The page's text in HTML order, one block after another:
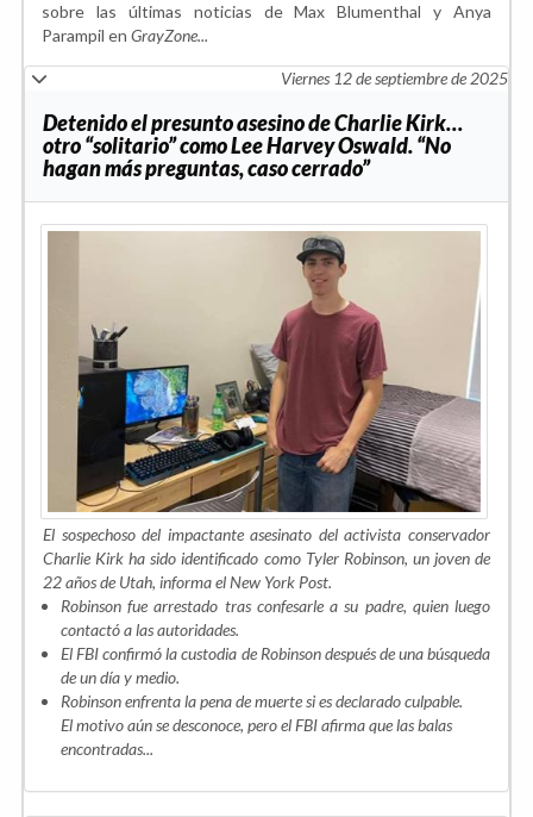
sobre las últimas noticias de Max Blumenthal y Anya
Parampil en GrayZone...
Viernes 12 de septiembre de 2025
Detenido el presunto asesino de Charlie Kirk…
otro “solitario” como Lee Harvey Oswald. “No
hagan más preguntas, caso cerrado”
El sospechoso del impactante asesinato del activista conservador
Charlie Kirk ha sido identificado como Tyler Robinson, un joven de
22 años de Utah, informa el New York Post.
Robinson fue arrestado tras confesarle a su padre, quien luego
contactó a las autoridades.
El FBI confirmó la custodia de Robinson después de una búsqueda
de un día y medio.
Robinson enfrenta la pena de muerte si es declarado culpable.
El motivo aún se desconoce, pero el FBI afirma que las balas
encontradas...